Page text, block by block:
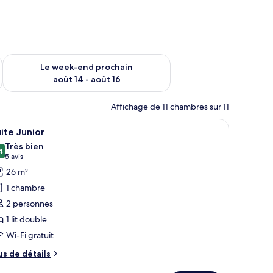
août 7 - août 9
Le week-end prochain
août 14 - août 16
Vérifier la disponibilité pour le week-end prochain août 14 -
Affichage de 11 chambres sur 11
grande table, de six chaises, d’un téléviseur à écran plat et de
:
Une chambre d’hôtel avec un lit, une
10 Junior
sur 10
Très bien
5 avis
(5 avis)
26 m²
1 chambre
2 personnes
1 lit double
Wi-Fi gratuit
de détails